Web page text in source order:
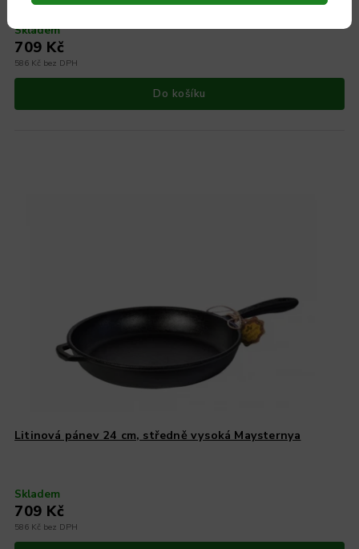
Skladem
586 Kč bez DPH
709 Kč
Do košíku
Litinová pánev 24 cm, středně vysoká Maysternya
Skladem
586 Kč bez DPH
709 Kč